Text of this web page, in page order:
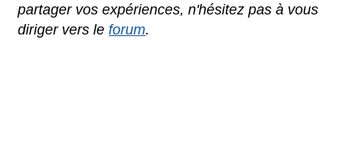
partager vos expériences, n'hésitez pas à vous
diriger vers leforum.